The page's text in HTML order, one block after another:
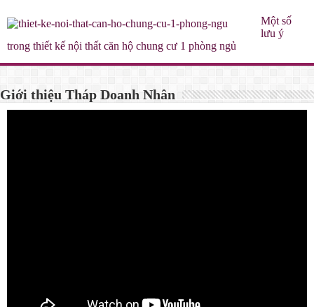
Một số
lưu ý
trong thiết kế nội thất căn hộ chung cư 1 phòng ngủ
Giới thiệu Tháp Doanh Nhân